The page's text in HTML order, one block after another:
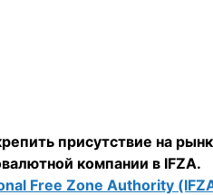
присутствие на
компании в IFZA.
Free Zone Authority